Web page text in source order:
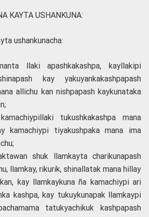
KAYTA USHANKUNA:
ushankunacha:
llaki apashkakashpa, kayllakipi
kay yakuyankakashpapash
allichu kan nishpapash kaykunataka
tukushkakashpa mana
kamachiypi tiyakushpaka mana ima
shuk llamkayta charikunapash
llamkay, rikurik, shinallatak mana hillay
kay llamkaykuna ña kamachiypi ari
kashpa, kay tukuykunapak llamkaypi
tatukyachikuk kashpapash